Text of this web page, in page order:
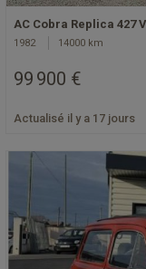
AC Cobra Replica 427
1982 14000 km
99 900 €
Actualisé il y a 17 jours